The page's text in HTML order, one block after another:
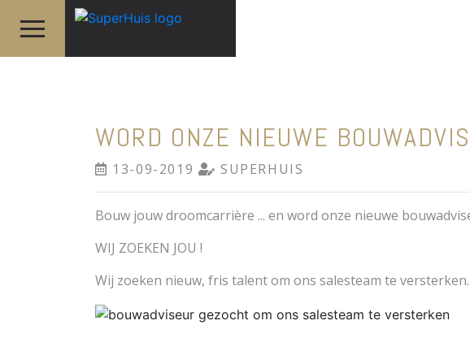
WORD ONZE NIEUWE
13-09-2019 SUPERHUIS
Bouw jouw droomcarrière ... en word onze nieuwe
WIJ ZOEKEN JOU !
Wij zoeken nieuw, fris talent om ons salesteam te